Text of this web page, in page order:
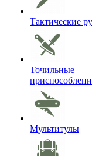
Тактические
Точильные
Мультитулы